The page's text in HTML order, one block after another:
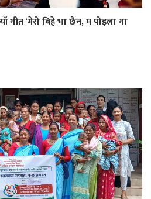
‘मेरो बिहे भा छैन, म पोइला गा